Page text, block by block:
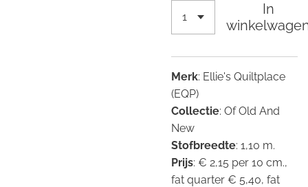
In
Merk: Ellie's Quiltplace
(EQP)
Collectie: Of Old And
New
Stofbreedte: 1,10 m.
Prijs: € 2,15 per 10 cm.,
fat quarter € 5,40, fat